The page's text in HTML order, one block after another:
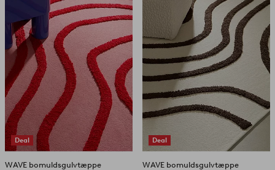
Deal
WAVE bomuldsgulvtæppe
Deal
WAVE bomuldsgulvtæppe